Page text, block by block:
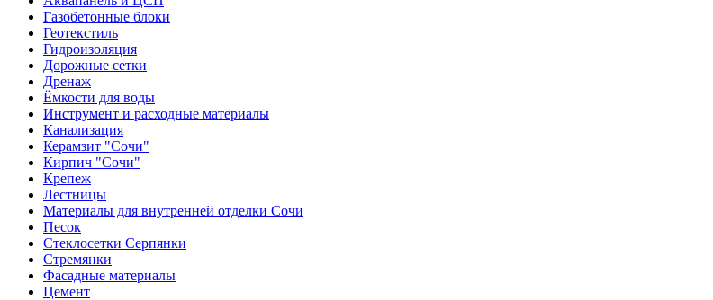
Газобетонные блоки
Геотекстиль
Гидроизоляция
Дорожные сетки
Дренаж
Ёмкости для воды
Инструмент и расходные материалы
Канализация
Керамзит "Сочи"
Кирпич "Сочи"
Крепеж
Лестницы
Материалы для внутренней отделки Сочи
Песок
Стеклосетки Серпянки
Стремянки
Фасадные материалы
Цемент